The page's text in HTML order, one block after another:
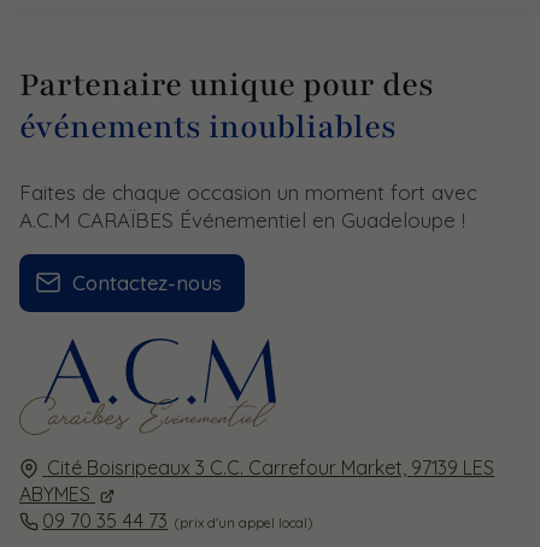
Cité Boisripeaux 3 C.C. Carrefour Market, 97139 LES
ABYMES
09 70 35 44 73
Partenaire unique pour des
événements inoubliables
Faites de chaque occasion un moment fort avec
A.C.M CARAÏBES Événementiel en Guadeloupe !
Contactez-nous